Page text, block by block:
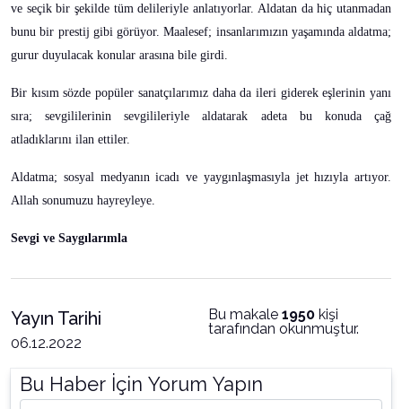
ve seçik bir şekilde tüm delileriyle anlatıyorlar. Aldatan da hiç utanmadan
bunu bir prestij gibi görüyor. Maalesef; insanlarımızın yaşamında aldatma;
gurur duyulacak konular arasına bile girdi.
Bir kısım sözde popüler sanatçılarımız daha da ileri giderek eşlerinin yanı
sıra; sevgililerinin sevgilileriyle aldatarak adeta bu konuda çağ
atladıklarını ilan ettiler.
Aldatma; sosyal medyanın icadı ve yaygınlaşmasıyla jet hızıyla artıyor.
Allah sonumuzu hayreyleye.
Sevgi ve Saygılarımla
Yayın Tarihi
06.12.2022
Bu makale 1950 kişi
tarafından okunmuştur.
Bu Haber İçin Yorum Yapın